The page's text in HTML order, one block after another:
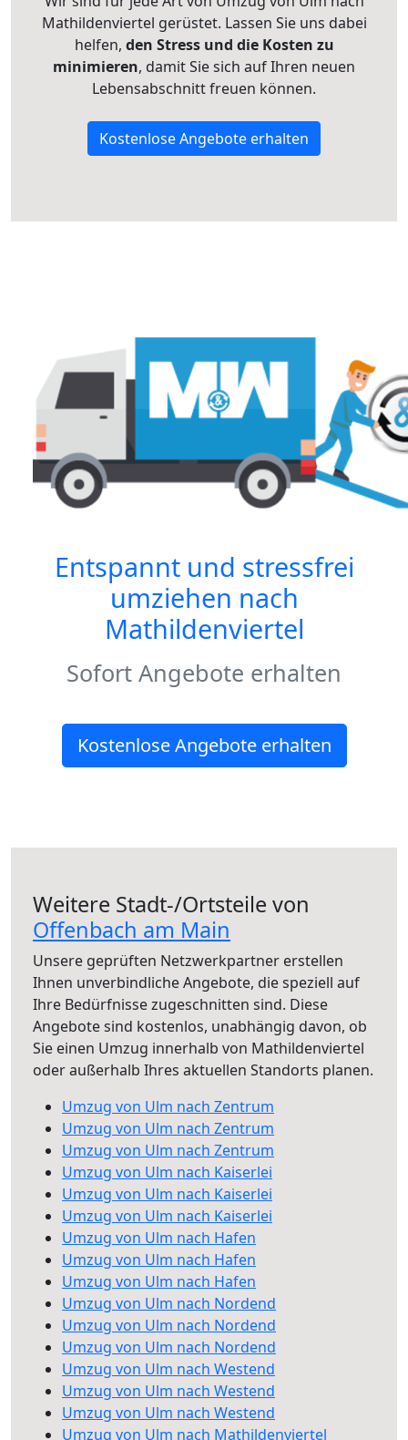
Mathildenviertel gerüstet. Lassen Sie uns dabei
helfen, den Stress und die Kosten zu
minimieren, damit Sie sich auf Ihren neuen
Lebensabschnitt freuen können.
Kostenlose Angebote erhalten
Entspannt und stressfrei
umziehen nach
Mathildenviertel
Sofort Angebote erhalten
Kostenlose Angebote erhalten
Weitere Stadt-/Ortsteile von
Offenbach am Main
Unsere geprüften Netzwerkpartner erstellen
Ihnen unverbindliche Angebote, die speziell auf
Ihre Bedürfnisse zugeschnitten sind. Diese
Angebote sind kostenlos, unabhängig davon, ob
Sie einen Umzug innerhalb von Mathildenviertel
oder außerhalb Ihres aktuellen Standorts planen.
Umzug von Ulm nach Zentrum
Umzug von Ulm nach Zentrum
Umzug von Ulm nach Zentrum
Umzug von Ulm nach Kaiserlei
Umzug von Ulm nach Kaiserlei
Umzug von Ulm nach Kaiserlei
Umzug von Ulm nach Hafen
Umzug von Ulm nach Hafen
Umzug von Ulm nach Hafen
Umzug von Ulm nach Nordend
Umzug von Ulm nach Nordend
Umzug von Ulm nach Nordend
Umzug von Ulm nach Westend
Umzug von Ulm nach Westend
Umzug von Ulm nach Westend
Umzug von Ulm nach Mathildenviertel